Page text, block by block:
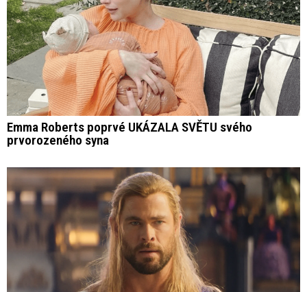
Emma Roberts poprvé UKÁZALA SVĚTU svého
prvorozeného syna